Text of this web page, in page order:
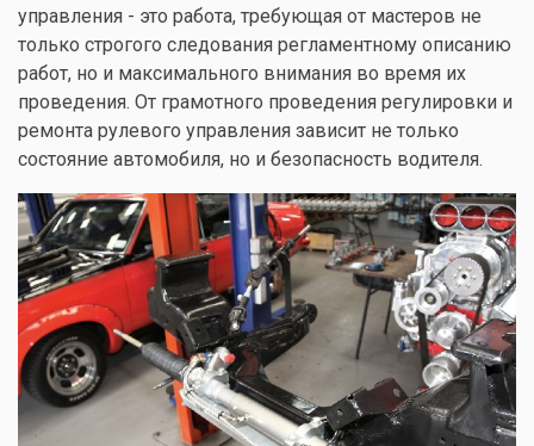
управления - это работа, требующая от мастеров не
только строгого следования регламентному описанию
работ, но и максимального внимания во время их
проведения. От грамотного проведения регулировки и
ремонта рулевого управления зависит не только
состояние автомобиля, но и безопасность водителя.